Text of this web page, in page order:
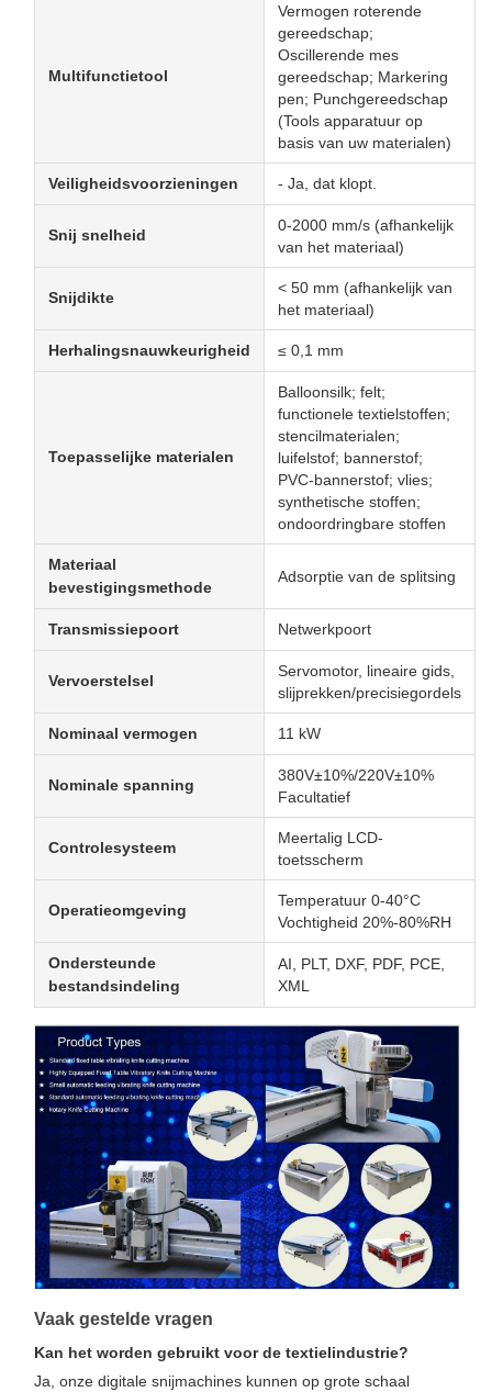
Multifunctietool
Vermogen roterende
gereedschap;
Oscillerende mes
gereedschap; Markering
pen; Punchgereedschap
(Tools apparatuur op
basis van uw materialen)
Veiligheidsvoorzieningen - Ja, dat klopt.
Snij snelheid
0-2000 mm/s (afhankelijk
van het materiaal)
Snijdikte
< 50 mm (afhankelijk van
het materiaal)
Herhalingsnauwkeurigheid ≤ 0,1 mm
Toepasselijke materialen
Balloonsilk; felt;
functionele textielstoffen;
stencilmaterialen;
luifelstof; bannerstof;
PVC-bannerstof; vlies;
synthetische stoffen;
ondoordringbare stoffen
Materiaal
bevestigingsmethode
Adsorptie van de splitsing
Transmissiepoort Netwerkpoort
Vervoerstelsel
Servomotor, lineaire gids,
slijprekken/precisiegordels
Nominaal vermogen 11 kW
Nominale spanning
380V±10%/220V±10%
Facultatief
Controlesysteem
Meertalig LCD-
toetsscherm
Operatieomgeving
Temperatuur 0-40°C
Vochtigheid 20%-80%RH
Ondersteunde
bestandsindeling
AI, PLT, DXF, PDF, PCE,
XML
Vaak gestelde vragen
Kan het worden gebruikt voor de textielindustrie?
Ja, onze digitale snijmachines kunnen op grote schaal